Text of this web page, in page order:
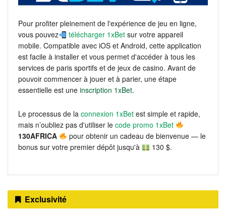
Pour profiter pleinement de l'expérience de jeu en ligne,
vous pouvez
télécharger 1xBet sur votre appareil
mobile. Compatible avec iOS et Android, cette application
est facile à installer et vous permet d'accéder à tous les
services de paris sportifs et de jeux de casino. Avant de
pouvoir commencer à jouer et à parier, une étape
essentielle est une inscription 1xBet.
Le processus de la connexion 1xBet est simple et rapide,
mais n’oubliez pas d'utiliser le code promo 1xBet
130AFRICA
pour obtenir un cadeau de bienvenue — le
bonus sur votre premier dépôt jusqu'à
130 $.
Exclusivité